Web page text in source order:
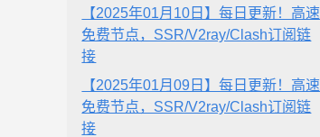
【2025年01月10日】每日更新！高速
免费节点，SSR/V2ray/Clash订阅链
接
【2025年01月09日】每日更新！高速
免费节点，SSR/V2ray/Clash订阅链
接